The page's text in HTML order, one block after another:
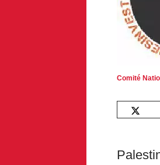
Comité